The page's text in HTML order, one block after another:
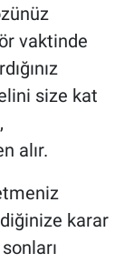
vaktinde
size kat
alır.
karar